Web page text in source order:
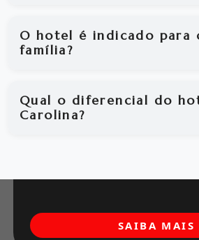
O hotel é indicado para
família?
Qual o diferencial do
Carolina?
SAIBA MAIS